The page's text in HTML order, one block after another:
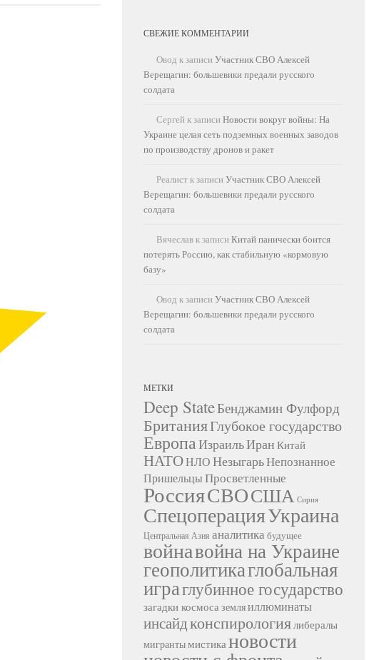
СВЕЖИЕ КОММЕНТАРИИ
Овод к записи Участник СВО Алексей
Верещагин: большевики предали русского
солдата
Сергей к записи Новости вокруг войны: На
Украине целая сеть подземных военных заводов
по производству дронов и ракет
Реалистк записи Участник СВО Алексей
Верещагин: большевики предали русского
солдата
Вячеславк записи Китай панически боится
потерять Россию, как стабильную «кормовую
базу»
Овод к записи Участник СВО Алексей
Верещагин: большевики предали русского
солдата
МЕТКИ
Deep StateБенджамин Фулфорд
БританияГлубокое государство
ЕвропаИзраильИран Китай
НАТОНЛОНезыгарьНепознанное
ПришельцыПросветленные
РоссияСВОСША Сирия
СпецоперацияУкраина
Центральная Азия аналитика будущее
войнавойна на Украине
геополитикаглобальная
играглубинное государство
загадки космоса земляиллюминаты
инсайдконспирологиялибералы
мигрантымистика новости